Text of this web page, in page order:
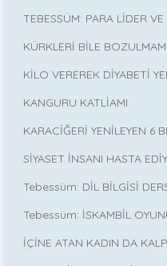
TEBESSÜM: PARA LİDER VE
KÜRKLERİ BİLE
KİLO VEREREK DİYABETİ
KANGURU KATLİAMI
KARACİĞERİ YENİLEYEN 6
SİYASET İNSANI HASTA
Tebessüm: DİL BİLGİSİ
Tebessüm: İSKAMBİL
İÇİNE ATAN KADIN DA